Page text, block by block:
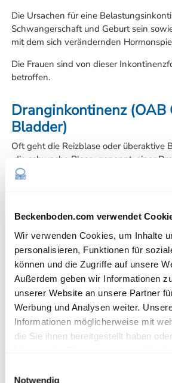
Beckenboden.com verwendet
Wir verwenden Cookies, um Inhalte
personalisieren, Funktionen für
können und die Zugriffe auf unsere
Außerdem geben wir Informationen
unserer Website an unsere Partner
Werbung und Analysen weiter.
Informationen möglicherweise mit
die Sie ihnen bereitgestellt haben
Notwendig
Die Ursachen für eine
Schwangerschaft und Geburt sein
mit dem sich verändernden
Die Frauen sind von dieser
betroffen.
Dranginkontinenz (OAB
Bladder)
Oft geht die Reizblase oder überaktive
‹die schwache Blase› genannt, einer
voraus. Ein häufiger, nur schwer
Die Drangsymptome können durch eine
des Blasenmuskels ausgelöst sein.
Blasendruck den Druck auf den
kommt es zu unfreiwilligem
Eine ärztliche Abklärung ist
Überlaufinkontinenz
Bei der Überlaufinkontinenz wird der
überwinden und es kommt zu einer